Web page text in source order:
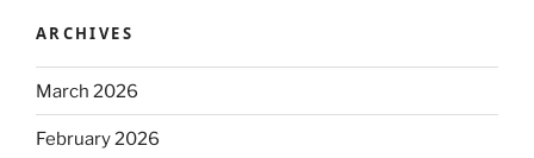
ARCHIVES
March 2026
February 2026